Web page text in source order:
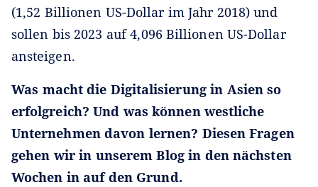
(1,52 Billionen US-Dollar im Jahr 2018) und
sollen bis 2023 auf 4,096 Billionen US-Dollar
ansteigen.
Was macht die Digitalisierung in Asien so
erfolgreich? Und was können westliche
Unternehmen davon lernen? Diesen Fragen
gehen wir in unserem Blog in den nächsten
Wochen in auf den Grund.